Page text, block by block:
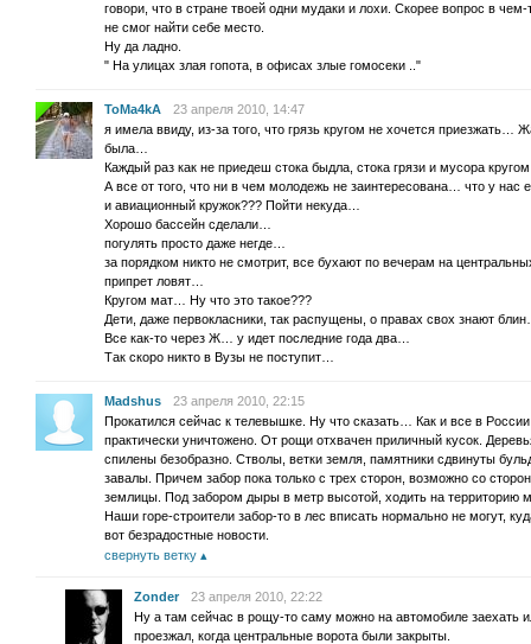
говори, что в стране твоей одни мудаки и лохи. Скорее вопрос в
не смог найти себе место.
Ну да ладно.
" На улицах злая гопота, в офисах злые гомосеки .."
ToMa4kA
23 апреля 2010, 14:47
я имела ввиду, из-за того, что грязь кругом не хочется приезжать…
была…
Каждый раз как не приедеш стока быдла, стока грязи и мусора
А все от того, что ни в чем молодежь не заинтересована… что у нас
и авиационный кружок??? Пойти некуда…
Хорошо бассейн сделали…
погулять просто даже негде…
за порядком никто не смотрит, все бухают по вечерам на
припрет ловят…
Кругом мат… Ну что это такое???
Дети, даже первокласники, так распущены, о правах свох знают
Все как-то через Ж… у идет последние года два…
Так скоро никто в Вузы не поступит…
Madshus
23 апреля 2010, 22:15
Прокатился сейчас к телевышке. Ну что сказать… Как и все в
практически уничтожено. От рощи отхвачен приличный кусок.
спилены безобразно. Стволы, ветки земля, памятники сдвинуты
завалы. Причем забор пока только с трех сторон, возможно со
землицы. Под забором дыры в метр высотой, ходить на территорию
Наши горе-строители забор-то в лес вписать нормально не могут,
вот безрадостные новости.
свернуть ветку
Zonder
23 апреля 2010, 22:22
Ну а там сейчас в рощу-то саму можно на автомобиле заехать
проезжал, когда центральные ворота были закрыты.